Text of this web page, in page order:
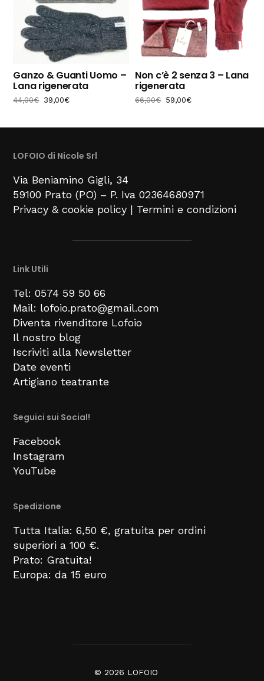
Ganzo & Guanti Uomo –
Lana rigenerata
44,00€ 39,00€
Non c’è 2 senza 3 – Lana
rigenerata
66,00€ 59,00€
LOFOIO di Nicole Srl
Via Beniamino Gigli, 34
59100 Prato (PO) – P. Iva 02364680971
Privacy & cookie policy | Termini e condizioni
Link Utili
Tel: 0574 59 50 66
Mail: lofoio.prato@gmail.com
Diventa rivenditore Lofoio
Il nostro blog
Iscriviti alla Newsletter
Date eventi
Artigiano teatrante
Seguici sui Social!
Facebook
Instagram
YouTube
Spedizione
Tutta Italia: 6,50 €, gratuita per ordini
superiori a 100 €.
Prato: Gratuita!
Europa: da 15 euro
© 2026 LOFOIO